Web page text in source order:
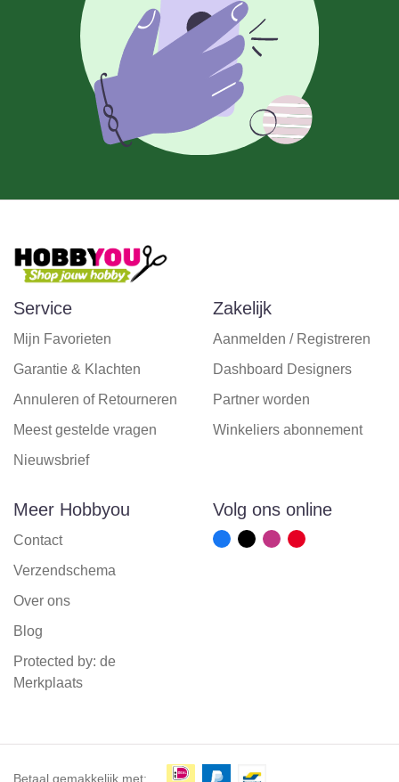
Service
Mijn Favorieten
Garantie & Klachten
Annuleren of Retourneren
Meest gestelde vragen
Nieuwsbrief
Zakelijk
Aanmelden / Registreren
Dashboard Designers
Partner worden
Winkeliers abonnement
Meer Hobbyou
Contact
Verzendschema
Over ons
Blog
Protected by: de
Merkplaats
Volg ons online
Betaal gemakkelijk met: